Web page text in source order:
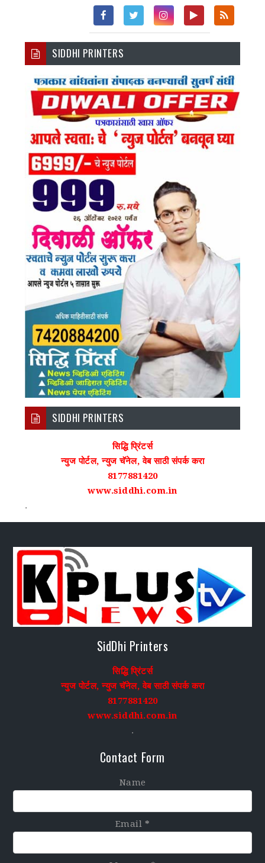
Fac
Ebo
Ok
Twi
Inst
Am
You
E
SIDDHI PRINTERS
SIDDHI PRINTERS
सिद्धि प्रिंटर्स
न्युज पोर्टल, न्युज चॅनेल, वेब साठी संपर्क करा
8177881420
www.siddhi.com.in
.
SidDhi Printers
सिद्धि प्रिंटर्स
न्युज पोर्टल, न्युज चॅनेल, वेब साठी संपर्क करा
8177881420
www.siddhi.com.in
.
Contact Form
Name
Email *